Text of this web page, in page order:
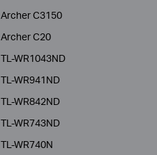
Archer C3150
Archer C20
TL-WR1043ND
TL-WR941ND
TL-WR842ND
TL-WR743ND
TL-WR740N